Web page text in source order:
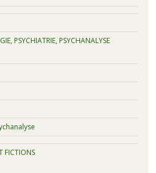
PSYCHIATRIE, PSYCHANALYSE
FICTIONS